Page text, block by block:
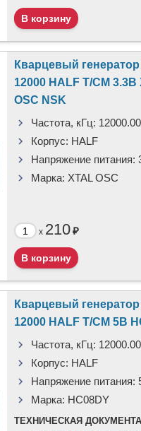
Кварцевый
12000 HALF T/CM 3.3В
OSC NSK
Частота, кГц:
Корпус: HALF
Напряжение питания:
Марка: XTAL OSC
x 210₽
Кварцевый
12000 HALF T/CM 5В
Частота, кГц:
Корпус: HALF
Напряжение питания:
Марка: HC08DY
ТЕХНИЧЕСКАЯ